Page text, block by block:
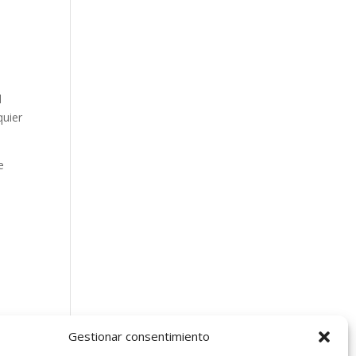
Gestionar consentimiento